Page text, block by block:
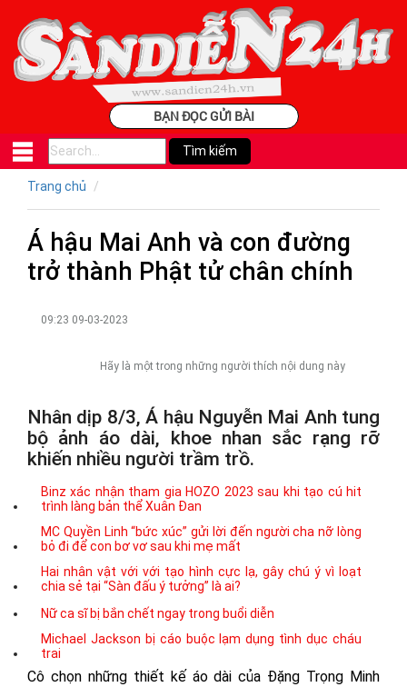
BẠN ĐỌC GỬI BÀI
Trang chủ
Á hậu Mai Anh và con đường
trở thành Phật tử chân chính
09:23 09-03-2023
Hãy là một trong những người thích nội dung này
Nhân dịp 8/3, Á hậu Nguyễn Mai Anh tung
bộ ảnh áo dài, khoe nhan sắc rạng rỡ
khiến nhiều người trầm trồ.
Binz xác nhận tham gia HOZO 2023 sau khi tạo cú hit
trình làng bản thể Xuân Đan
MC Quyền Linh “bức xúc” gửi lời đến người cha nỡ lòng
bỏ đi để con bơ vơ sau khi mẹ mất
Hai nhân vật với với tạo hình cực lạ, gây chú ý vì loạt
chia sẻ tại “Sàn đấu ý tưởng” là ai?
Nữ ca sĩ bị bắn chết ngay trong buổi diễn
Michael Jackson bị cáo buộc lạm dụng tình dục cháu
trai
Cô chọn những thiết kế áo dài của Đặng Trọng Minh